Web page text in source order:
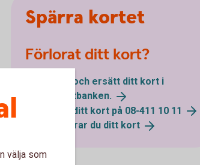
Spärra kortet
Förlorat ditt kort?
Spärra och ersätt ditt kort i
internetbanken.
Spärra ditt kort på 08-411 10 11
Så spärrar du ditt kort
välja som